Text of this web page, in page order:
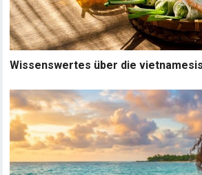
Wissenswertes über die